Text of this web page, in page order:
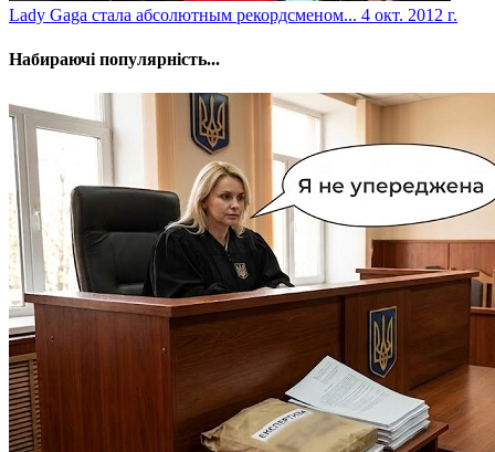
Lady Gaga стала абсолютным рекордсменом... 4 окт. 2012 г.
Набираючі популярність...